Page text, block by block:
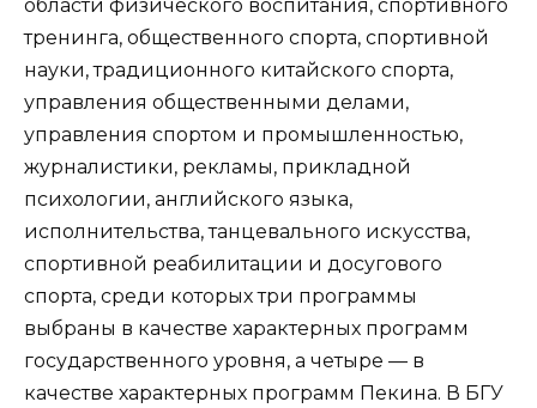
области физического воспитания, спортивного
тренинга, общественного спорта, спортивной
науки, традиционного китайского спорта,
управления общественными делами,
управления спортом и промышленностью,
журналистики, рекламы, прикладной
психологии, английского языка,
исполнительства, танцевального искусства,
спортивной реабилитации и досугового
спорта, среди которых три программы
выбраны в качестве характерных программ
государственного уровня, а четыре — в
качестве характерных программ Пекина. В БГУ